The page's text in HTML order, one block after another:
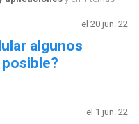
el 20 jun. 22
algunos
el 1 jun. 22